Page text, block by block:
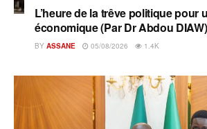
L’heure de la trêve politique pour
économique (Par Dr Abdou DIAW)
BY ASSANE 05/08/2026 1.4K